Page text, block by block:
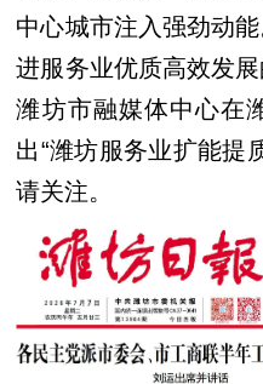
中心城市注入强劲动
进服务业优质高效发
潍坊市融媒体中心在
出“潍坊服务业扩能提
请关注。